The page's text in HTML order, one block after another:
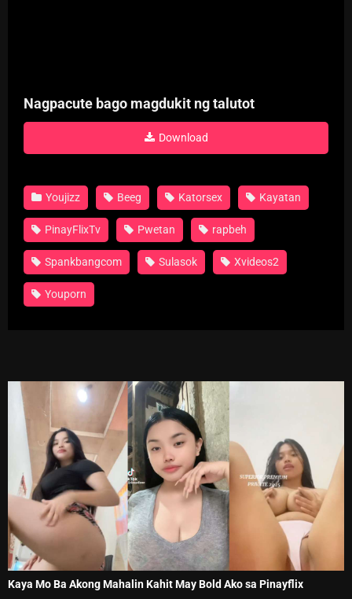
Nagpacute bago magdukit ng talutot
Download
Youjizz Beeg Katorsex Kayatan
PinayFlixTv Pwetan rapbeh
Spankbangcom Sulasok Xvideos2
Youporn
Kaya Mo Ba Akong Mahalin Kahit May Bold Ako sa Pinayflix